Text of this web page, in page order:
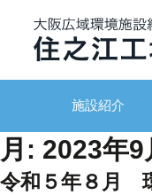
施設紹介
月: 2023年9
令和５年８月